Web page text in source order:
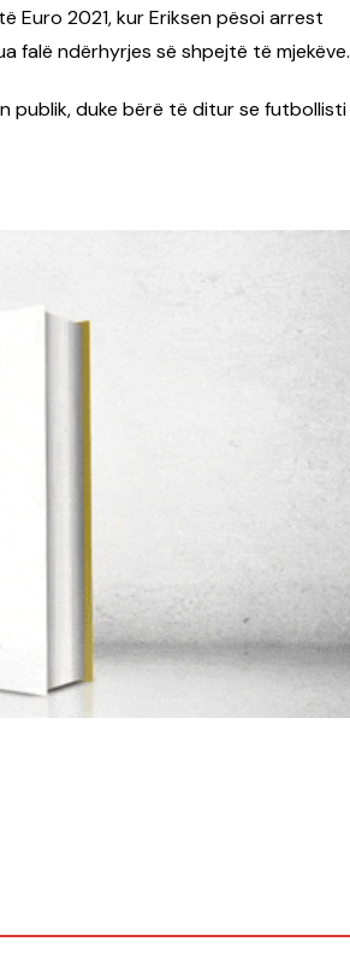
Euro 2021, kur Eriksen pësoi arrest
falë ndërhyrjes së shpejtë të mjekëve.
publik, duke bërë të ditur se futbollisti